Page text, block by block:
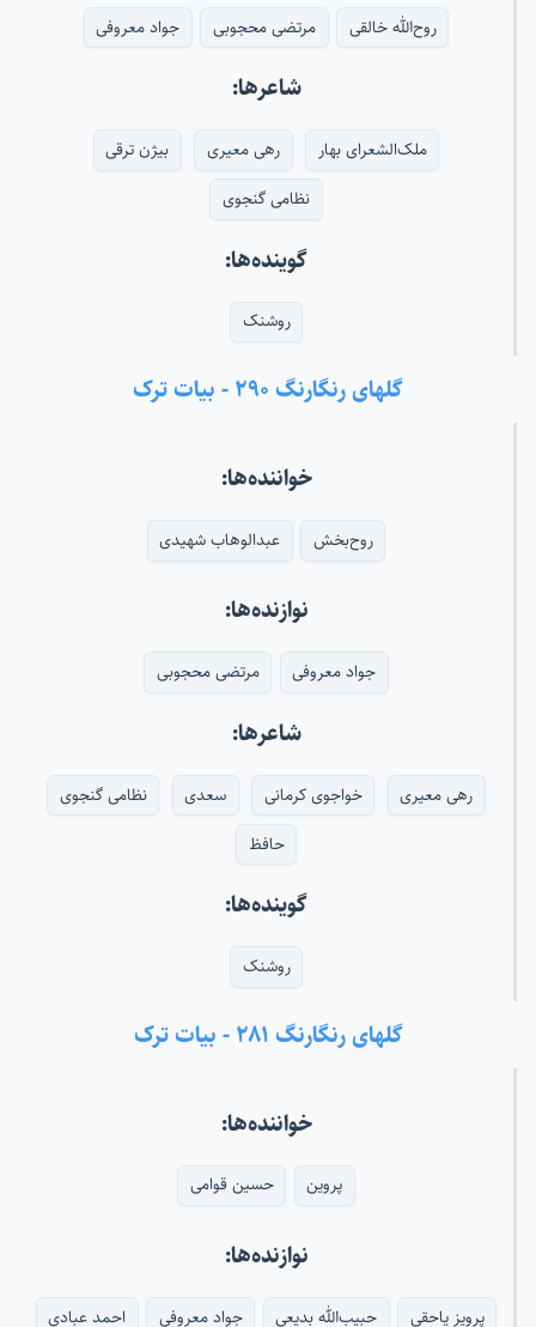
روح‌الله خالقی مرتضی محجوبی جواد معروفی
شاعرها:
ملک‌الشعرای بهار رهی معیری
بیژن ترقی
نظامی گنجوی
گوینده‌ها:
روشنک
گلهای رنگارنگ ۲۹۰ - بیات ترک
خواننده‌ها:
روح‌بخش عبدالوهاب شهیدی
نوازنده‌ها:
جواد معروفی مرتضی محجوبی
شاعرها:
رهی معیری خواجوی کرمانی سعدی
نظامی گنجوی
حافظ
گوینده‌ها:
روشنک
گلهای رنگارنگ ۲۸۱ - بیات ترک
خواننده‌ها:
پروین حسین قوامی
نوازنده‌ها:
پرویز یاحقی حبیب‌الله بدیعی جواد معروفی احمد عبادی